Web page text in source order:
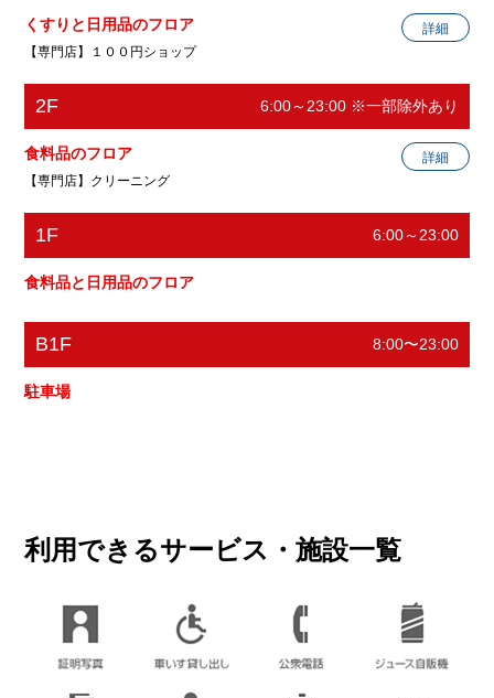
詳細
くすりと日用品のフロア
【専門店】１００円ショップ
Ｓｅｒｉａ
電話番号
ホームページ
http://www.seria-group.com/
閉じる
2F 6:00～23:00 ※一部除外あり
詳細
食料品のフロア
【専門店】クリーニング
マミークリーニング
1F 6:00～23:00
食料品と日用品のフロア
B1F 8:00〜23:00
駐車場
利用できるサービス・施設一覧